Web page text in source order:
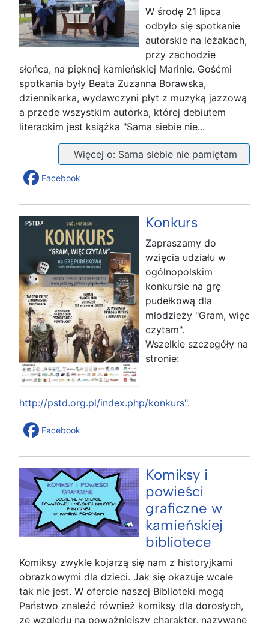
W środę 21 lipca
odbyło się spotkanie
autorskie na leżakach,
przy zachodzie
słońca, na pięknej kamieńskiej Marinie. Gośćmi
spotkania były Beata Zuzanna Borawska,
dziennikarka, wydawczyni płyt z muzyką jazzową
a przede wszystkim autorka, której debiutem
literackim jest książka "Sama siebie nie...
Więcej o: Sama siebie nie pamiętam
Facebook
Konkurs
Zapraszamy do
wzięcia udziału w
ogólnopolskim
konkursie na grę
pudełkową dla
młodzieży "Gram, więc
czytam".
Wszelkie szczegóły na
stronie:
http://pstd.org.pl/index.php/konkurs".
Facebook
Komiksy i
powieści
graficzne w
kamieńskiej
bibliotece
Komiksy zwykle kojarzą się nam z historyjkami
obrazkowymi dla dzieci. Jak się okazuje wcale
tak nie jest. W ofercie naszej Biblioteki mogą
Państwo znaleźć również komiksy dla dorosłych,
ze względu na poważniejszy charakter, nazywane